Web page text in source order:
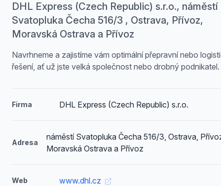
DHL Express (Czech Republic) s.r.o., náměstí
Svatopluka Čecha 516/3 , Ostrava, Přívoz,
Moravská Ostrava a Přívoz
Navrhneme a zajistíme vám optimální přepravní nebo
řešení, ať už jste velká společnost nebo drobný podnikatel.
Firma DHL Express (Czech Republic) s.r.o.
Adresa
náměstí Svatopluka Čecha 516/3, Ostrava,
Moravská Ostrava a Přívoz
Web www.dhl.cz